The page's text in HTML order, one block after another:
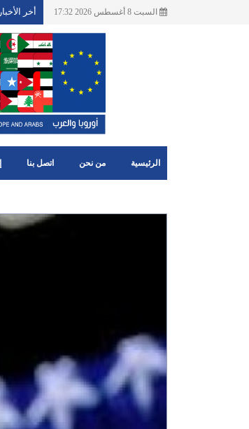
السبت 8 أغسطس 2026 17:32 أخر الأخبار
الرئيسية من نحن اتصل بنا